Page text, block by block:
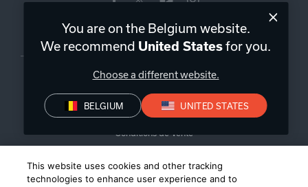
Belgique|FR
Politique de confidentialité
Déclaration de conformité
Conditions de Vente
© 2026 Harman International Industries, Incorporated. All rights
reserved.
You are on the Belgium website.
We recommend United Statesfor you.
Choose a different website.
BELGIUM UNITED STATES
This website uses cookies and other tracking
technologies to enhance user experience and to